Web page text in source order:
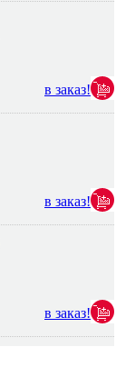
в заказ!
в заказ!
в заказ!